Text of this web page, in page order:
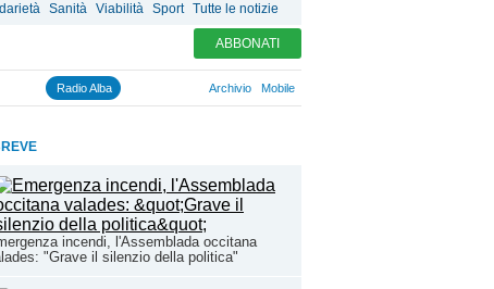
Sanità Viabilità Sport Tutte le notizie
ABBONATI
Radio Alba Archivio Mobile
incendi, l'Assemblada occitana
"Grave il silenzio della politica"